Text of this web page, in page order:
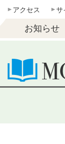
アクセス サ
お知らせ